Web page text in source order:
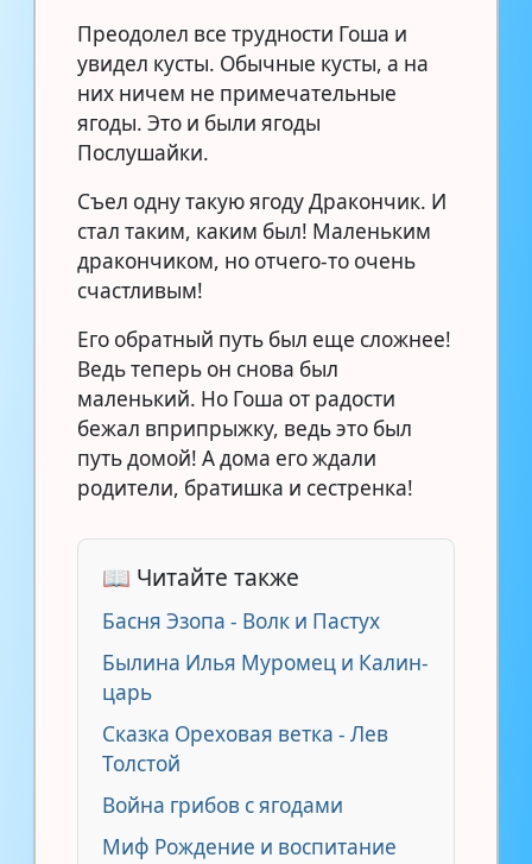
Преодолел все трудности Гоша и
увидел кусты. Обычные кусты, а на
них ничем не примечательные
ягоды. Это и были ягоды
Послушайки.
Съел одну такую ягоду Дракончик. И
стал таким, каким был! Маленьким
дракончиком, но отчего-то очень
счастливым!
Его обратный путь был еще сложнее!
Ведь теперь он снова был
маленький. Но Гоша от радости
бежал вприпрыжку, ведь это был
путь домой! А дома его ждали
родители, братишка и сестренка!
📖 Читайте также
Басня Эзопа - Волк и Пастух
Былина Илья Муромец и Калин-
царь
Сказка Ореховая ветка - Лев
Толстой
Война грибов с ягодами
Миф Рождение и воспитание